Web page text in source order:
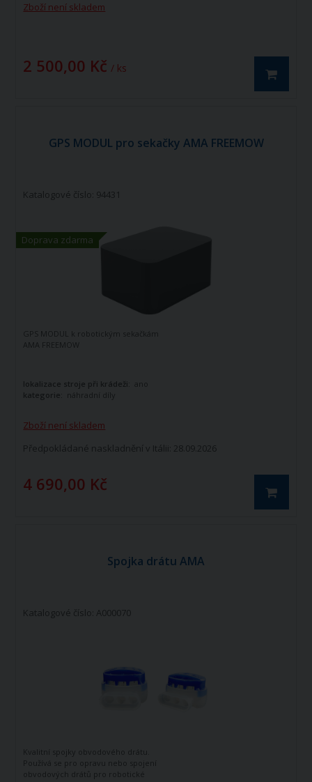
Zboží není skladem
2 500,00 Kč / ks
GPS MODUL pro sekačky AMA FREEMOW
Doprava zdarma
Katalogové číslo: 94431
Zboží není skladem
Předpokládané naskladnění v Itálii: 28.09.2026
4 690,00 Kč
GPS MODUL k robotickým sekačkám
AMA FREEMOW
lokalizace stroje při krádeži:
ano
kategorie: náhradní díly
Spojka drátu AMA
Katalogové číslo: A000070
Kvalitní spojky obvodového drátu.
Používá se pro opravu nebo spojení
obvodových drátů pro robotické